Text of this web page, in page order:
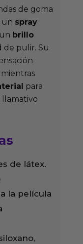
de goma
un spray
brillo
de pulir. Su
mientras
para
llamativo
de látex.
la película